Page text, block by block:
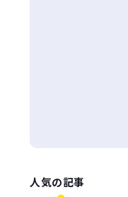
人気の記事